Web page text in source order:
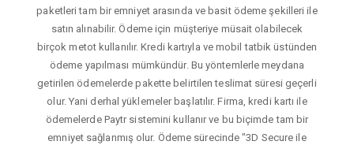
paketleri tam bir emniyet arasında ve basit ödeme şekilleri ile
satın alınabilir. Ödeme için müşteriye müsait olabilecek
birçok metot kullanılır. Kredi kartıyla ve mobil tatbik üstünden
ödeme yapılması mümkündür. Bu yöntemlerle meydana
getirilen ödemelerde pakette belirtilen teslimat süresi geçerli
olur. Yani derhal yüklemeler başlatılır. Firma, kredi kartı ile
ödemelerde Paytr sistemini kullanır ve bu biçimde tam bir
emniyet sağlanmış olur. Ödeme sürecinde "3D Secure ile